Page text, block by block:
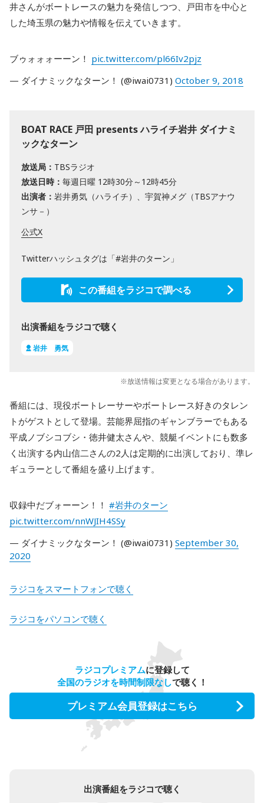
井さんがボートレースの魅力を発信しつつ、戸田市を中心と
した埼玉県の魅力や情報を伝えていきます。
ブゥォォォーーン！ pic.twitter.com/pl66Iv2pjz
— ダイナミックなターン！ (@iwai0731) October 9, 2018
BOAT RACE 戸田 presents ハライチ岩井 ダイナミ
ックなターン
放送局： TBSラジオ
放送日時： 毎週日曜 12時30分～12時45分
出演者： 岩井勇気（ハライチ）、宇賀神メグ（TBSアナウ
ンサ－）
公式X
Twitterハッシュタグは「#岩井のターン」
この番組をラジコで調べる
出演番組をラジコで聴く
岩井 勇気
※放送情報は変更となる場合があります。
番組には、現役ボートレーサーやボートレース好きのタレン
トがゲストとして登場。芸能界屈指のギャンブラーでもある
平成ノブシコブシ・徳井健太さんや、競艇イベントにも数多
く出演する内山信二さんの2人は定期的に出演しており、準レ
ギュラーとして番組を盛り上げます。
収録中だブォーーン！！ #岩井のターン
pic.twitter.com/nnWJIH4SSy
— ダイナミックなターン！ (@iwai0731) September 30,
2020
ラジコをスマートフォンで聴く
ラジコをパソコンで聴く
ラジコプレミアムに登録して
全国のラジオを時間制限なしで聴く！
プレミアム会員登録はこちら
出演番組をラジコで聴く